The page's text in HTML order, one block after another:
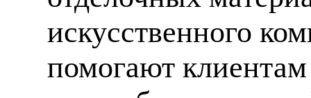
искусственного
помогают